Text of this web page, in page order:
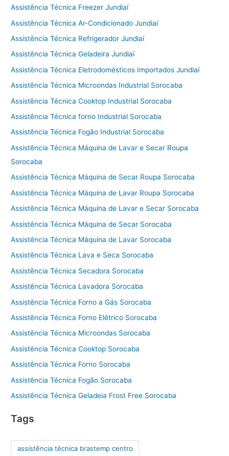
Assistência Técnica Freezer Jundiaí
Assistência Técnica Ar-Condicionado Jundiaí
Assistência Técnica Refrigerador Jundiaí
Assistência Técnica Geladeira Jundiaí
Assistência Técnica Eletrodomésticos Importados Jundiaí
Assistência Técnica Microondas Industrial Sorocaba
Assistência Técnica Cooktop Industrial Sorocaba
Assistência Técnica forno Industrial Sorocaba
Assistência Técnica Fogão Industrial Sorocaba
Assistência Técnica Máquina de Lavar e Secar Roupa
Sorocaba
Assistência Técnica Máquina de Secar Roupa Sorocaba
Assistência Técnica Máquina de Lavar Roupa Sorocaba
Assistência Técnica Máquina de Lavar e Secar Sorocaba
Assistência Técnica Máquina de Secar Sorocaba
Assistência Técnica Máquina de Lavar Sorocaba
Assistência Técnica Lava e Seca Sorocaba
Assistência Técnica Secadora Sorocaba
Assistência Técnica Lavadora Sorocaba
Assistência Técnica Forno a Gás Sorocaba
Assistência Técnica Forno Elétrico Sorocaba
Assistência Técnica Microondas Sorocaba
Assistência Técnica Cooktop Sorocaba
Assistência Técnica Forno Sorocaba
Assistência Técnica Fogão Sorocaba
Assistência Técnica Geladeia Frost Free Sorocaba
Tags
assistência técnica brastemp centro